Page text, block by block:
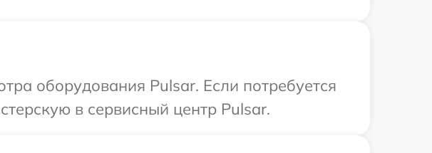
оборудования Pulsar. Если потребуется
в сервисный центр Pulsar.